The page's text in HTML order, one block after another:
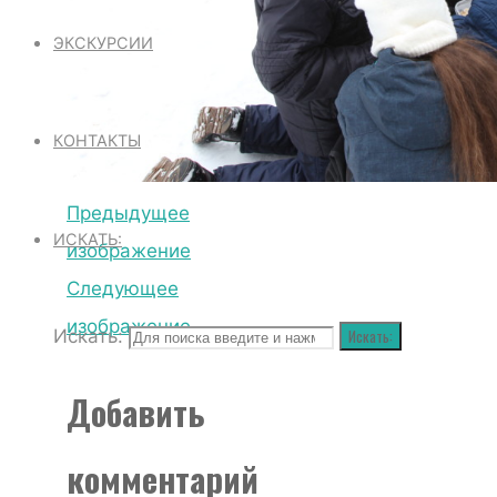
ЭКСКУРСИИ
КОНТАКТЫ
ИСКАТЬ:
Искать: Искать:
Предыдущее
изображение
Следующее
изображение
Добавить
комментарий